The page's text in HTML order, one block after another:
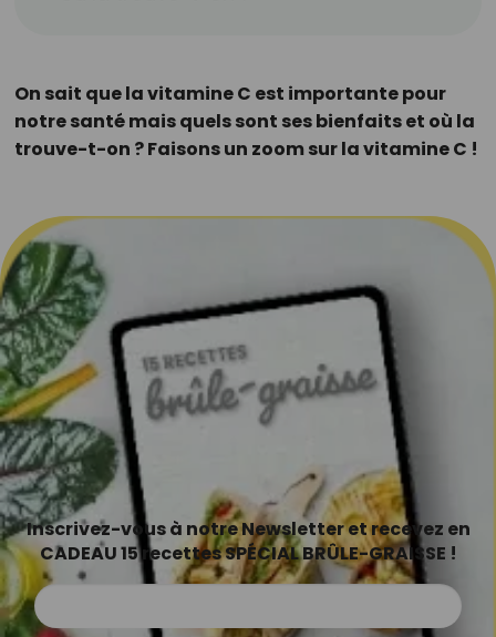
On sait que la vitamine C est importante pour
notre santé mais quels sont ses bienfaits et où la
trouve-t-on ? Faisons un zoom sur la vitamine C !
Inscrivez-vous à notre Newsletter et recevez en
CADEAU 15 recettes SPÉCIAL BRÛLE-GRAISSE !